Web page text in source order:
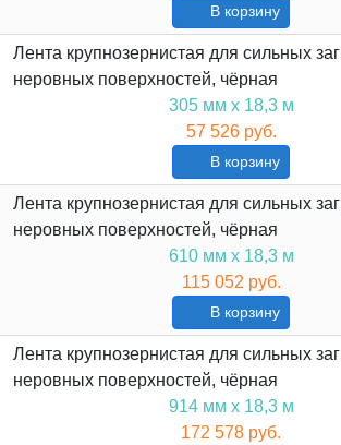
В корзину
Лента крупнозернистая для сильных
неровных поверхностей, чёрная
305 мм х 18,3 м
57 526 руб.
В корзину
Лента крупнозернистая для сильных
неровных поверхностей, чёрная
610 мм х 18,3 м
115 052 руб.
В корзину
Лента крупнозернистая для сильных
неровных поверхностей, чёрная
914 мм х 18,3 м
172 578 руб.